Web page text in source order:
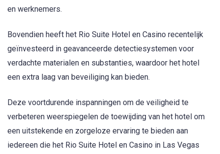
en werknemers.
Bovendien heeft het Rio Suite Hotel en Casino recentelijk
geïnvesteerd in geavanceerde detectiesystemen voor
verdachte materialen en substanties, waardoor het hotel
een extra laag van beveiliging kan bieden.
Deze voortdurende inspanningen om de veiligheid te
verbeteren weerspiegelen de toewijding van het hotel om
een uitstekende en zorgeloze ervaring te bieden aan
iedereen die het Rio Suite Hotel en Casino in Las Vegas